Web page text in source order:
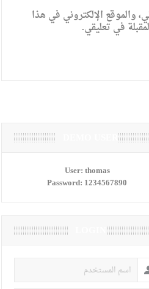
والموقع الإلكتروني في هذا
في تعليقي.
User:thomas
Password: 1234567890